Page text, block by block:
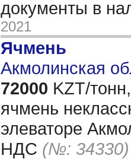
документы в
2021
Ячмень
Акмолинская
72000 KZT/тонн,
ячмень
элеваторе
НДС (№: 34330)